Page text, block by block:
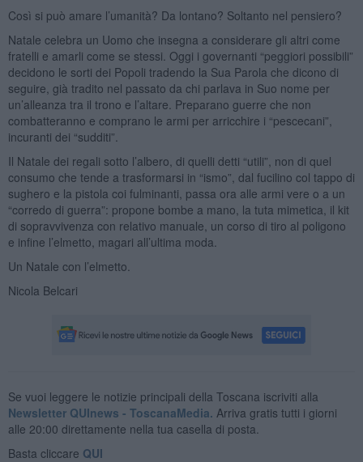
Così si può amare l’umanità? Da lontano? Soltanto nel pensiero?
Natale celebra un Uomo che insegna a considerare gli altri come
fratelli e amarli come se stessi. Oggi i governanti “peggiori possibili”
decidono le sorti dei Popoli tradendo la Sua Parola che dicono di
seguire, già tradito nel passato da chi parlava in Suo nome per
un’alleanza tra il trono e l’altare. Preparano guerre che non
combatteranno e comprano le armi per arricchire i “pescecani”,
incuranti dei “sudditi”.
Il Natale dei regali sotto l’albero, di quelli detti “utili”, non di quel
consumo che tende a trasformarsi in “ismo”, dal fucilino col tappo di
sughero e la pistola coi fulminanti, passa ora alle armi vere o a un
“corredo di guerra”: propone bombe a mano, la tuta mimetica, il kit
di sopravvivenza con relativo manuale, un corso di tiro al poligono
e infine l’elmetto, magari all’ultima moda.
Un Natale con l’elmetto.
Nicola Belcari
Se vuoi leggere le notizie principali della Toscana iscriviti alla
Newsletter QUInews - ToscanaMedia. Arriva gratis tutti i giorni
alle 20:00 direttamente nella tua casella di posta.
Basta cliccare QUI